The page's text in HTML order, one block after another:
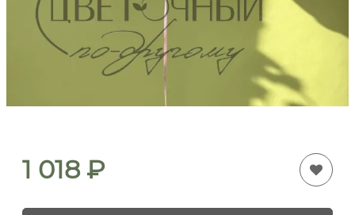
1 018₽